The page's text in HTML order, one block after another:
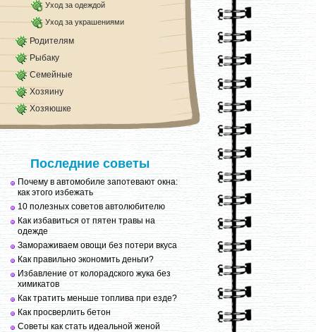
Уход за одеждой
Уход за украшениями
Родителям
Рыбаку
Семейные
Хозяину
Хозяюшке
Последние советы
Почему в автомобиле запотевают окна:
как этого избежать
10 полезных советов автолюбителю
Как избавиться от пятен травы на
одежде
Замораживаем овощи без потери вкуса
Как правильно экономить деньги?
Избавление от колорадского жука без
химикатов
Как тратить меньше топлива при езде?
Как просверлить бетон
Советы как стать идеальной женой